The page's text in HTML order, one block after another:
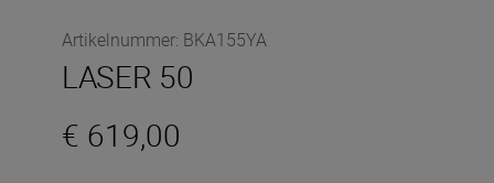
Artikelnummer: BKA155YA
LASER 50
€ 619,00